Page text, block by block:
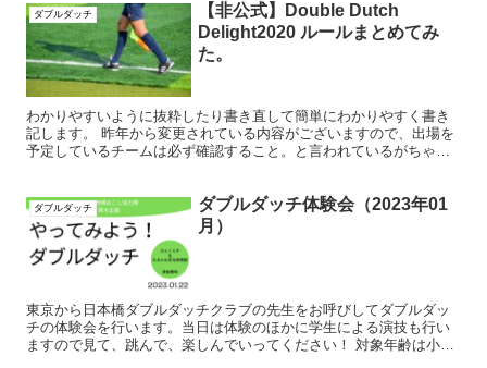
ダブルダッチ
【非公式】Double Dutch
Delight2020 ルールまとめてみ
た。
わかりやすいように抜粋したり書き直して簡単にわかりやすく書き
記します。 昨年から変更されている内容がございますので、出場を
予定しているチームは必ず確認すること。と言われているがちゃん
ダブルダッチ
ダブルダッチ体験会（2023年01
月）
東京から日本橋ダブルダッチクラブの先生をお呼びしてダブルダッ
チの体験会を行います。当日は体験のほかに学生による演技も行い
ますので見て、跳んで、楽しんでいってください！ 対象年齢は小学